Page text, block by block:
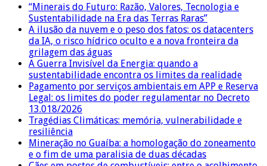
“Minerais do Futuro: Razão, Valores, Tecnologia e
Sustentabilidade na Era das Terras Raras”
A ilusão da nuvem e o peso dos fatos: os datacenters
da IA, o risco hídrico oculto e a nova fronteira da
grilagem das águas
A Guerra Invisível da Energia: quando a
sustentabilidade encontra os limites da realidade
Pagamento por serviços ambientais em APP e Reserva
Legal: os limites do poder regulamentar no Decreto
13.018/2026
Tragédias Climáticas: memória, vulnerabilidade e
resiliência
Mineração no Guaíba: a homologação do zoneamento
e o fim de uma paralisia de duas décadas